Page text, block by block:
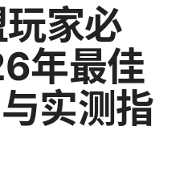
家必
年最佳
实测指